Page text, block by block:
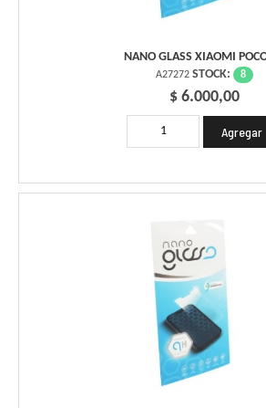
NANO GLASS XIAOMI
A27272 STOCK: 8
$ 6.000,00